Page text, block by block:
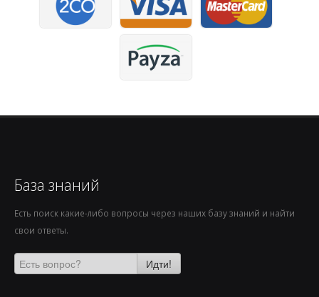
База знаний
Есть поиск какие-либо вопросы через наших базу знаний и найти
свои ответы.
Идти!